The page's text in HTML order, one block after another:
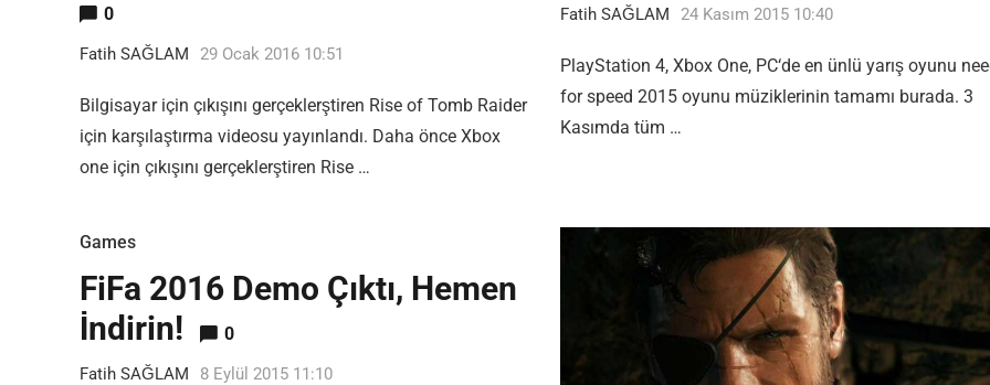
0
Fatih SAĞLAM 29 Ocak 2016 10:51
Bilgisayar için çıkışını gerçeklerştiren Rise of Tomb Raider
için karşılaştırma videosu yayınlandı. Daha önce Xbox
one için çıkışını gerçeklerştiren Rise …
Fatih SAĞLAM 24 Kasım 2015 10:40
PlayStation 4, Xbox One, PC‘de en ünlü yarış oyunu
for speed 2015 oyunu müziklerinin tamamı burada. 3
Kasımda tüm …
Games
FiFa 2016 Demo Çıktı, Hemen
İndirin!
0
Fatih SAĞLAM 8 Eylül 2015 11:10